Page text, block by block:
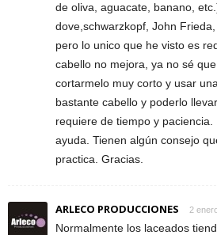
de oliva, aguacate, banano,
dove,schwarzkopf, John Frieda,
pero lo unico que he visto es
cabello no mejora, ya no sé
cortarmelo muy corto y usar
bastante cabello y poderlo
requiere de tiempo y paciencia.
ayuda. Tienen algún consejo
practica. Gracias.
ARLECO PRODUCCIONES 2
Normalmente los laceados